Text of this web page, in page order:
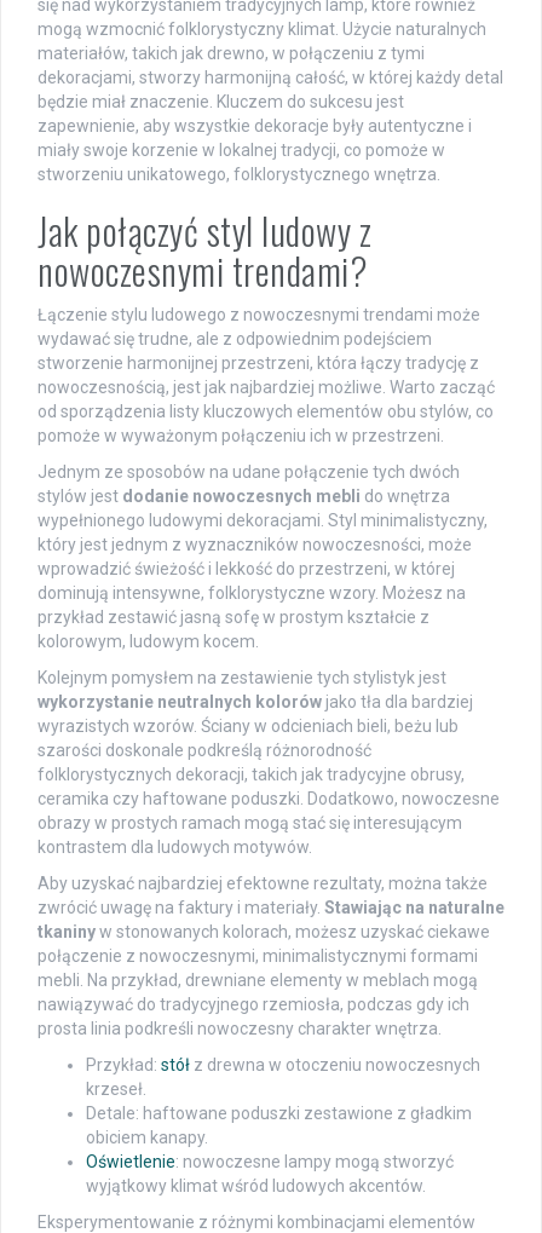
się nad wykorzystaniem tradycyjnych lamp, które również
mogą wzmocnić folklorystyczny klimat. Użycie naturalnych
materiałów, takich jak drewno, w połączeniu z tymi
dekoracjami, stworzy harmonijną całość, w której każdy detal
będzie miał znaczenie. Kluczem do sukcesu jest
zapewnienie, aby wszystkie dekoracje były autentyczne i
miały swoje korzenie w lokalnej tradycji, co pomoże w
stworzeniu unikatowego, folklorystycznego wnętrza.
Jak połączyć styl ludowy z
nowoczesnymi trendami?
Łączenie stylu ludowego z nowoczesnymi trendami może
wydawać się trudne, ale z odpowiednim podejściem
stworzenie harmonijnej przestrzeni, która łączy tradycję z
nowoczesnością, jest jak najbardziej możliwe. Warto zacząć
od sporządzenia listy kluczowych elementów obu stylów, co
pomoże w wyważonym połączeniu ich w przestrzeni.
Jednym ze sposobów na udane połączenie tych dwóch
stylów jest dodanie nowoczesnych mebli do wnętrza
wypełnionego ludowymi dekoracjami. Styl minimalistyczny,
który jest jednym z wyznaczników nowoczesności, może
wprowadzić świeżość i lekkość do przestrzeni, w której
dominują intensywne, folklorystyczne wzory. Możesz na
przykład zestawić jasną sofę w prostym kształcie z
kolorowym, ludowym kocem.
Kolejnym pomysłem na zestawienie tych stylistyk jest
wykorzystanie neutralnych kolorów jako tła dla bardziej
wyrazistych wzorów. Ściany w odcieniach bieli, beżu lub
szarości doskonale podkreślą różnorodność
folklorystycznych dekoracji, takich jak tradycyjne obrusy,
ceramika czy haftowane poduszki. Dodatkowo, nowoczesne
obrazy w prostych ramach mogą stać się interesującym
kontrastem dla ludowych motywów.
Aby uzyskać najbardziej efektowne rezultaty, można także
zwrócić uwagę na faktury i materiały. Stawiając na naturalne
tkaninyw stonowanych kolorach, możesz uzyskać ciekawe
połączenie z nowoczesnymi, minimalistycznymi formami
mebli. Na przykład, drewniane elementy w meblach mogą
nawiązywać do tradycyjnego rzemiosła, podczas gdy ich
prosta linia podkreśli nowoczesny charakter wnętrza.
Przykład: stół z drewna w otoczeniu nowoczesnych
krzeseł.
Detale: haftowane poduszki zestawione z gładkim
obiciem kanapy.
Oświetlenie: nowoczesne lampy mogą stworzyć
wyjątkowy klimat wśród ludowych akcentów.
Eksperymentowanie z różnymi kombinacjami elementów